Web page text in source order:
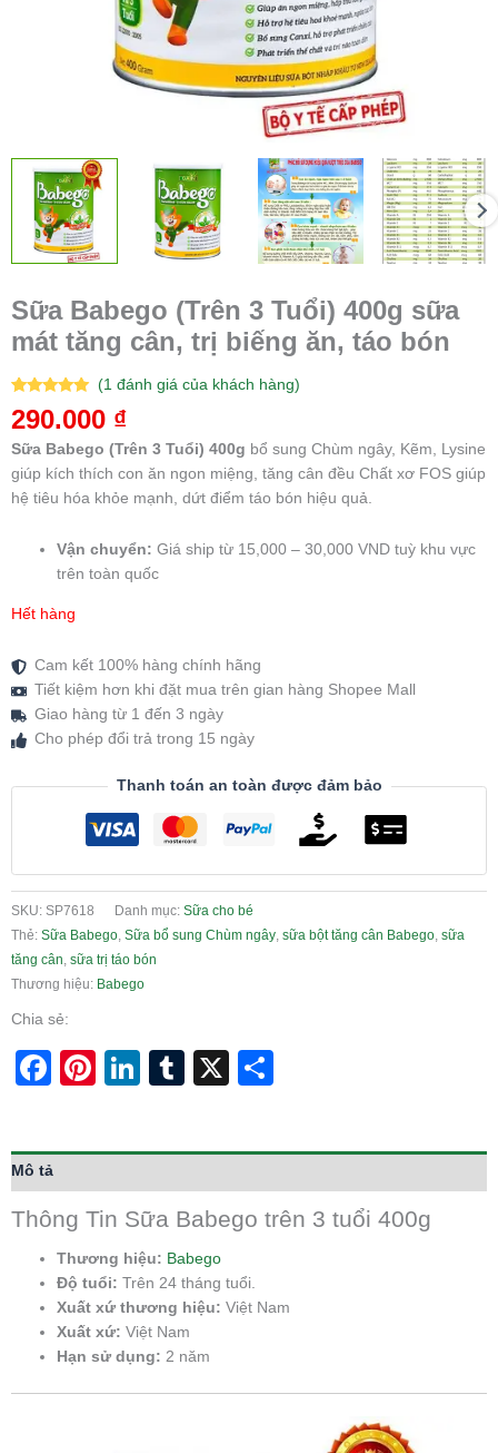
Sữa Babego (Trên 3 Tuổi) 400g sữa
mát tăng cân, trị biếng ăn, táo bón
5.00 trên 5
dựa trên
1
(1đánh giá của khách hàng)
290.000 ₫
Sữa Babego (Trên 3 Tuổi) 400g bổ sung Chùm ngây, Kẽm, Lysine
giúp kích thích con ăn ngon miệng, tăng cân đều Chất xơ FOS giúp
hệ tiêu hóa khỏe mạnh, dứt điểm táo bón hiệu quả.
Vận chuyển: Giá ship từ 15,000 – 30,000 VND tuỳ khu vực
trên toàn quốc
Hết hàng
Cam kết 100% hàng chính hãng
Tiết kiệm hơn khi đặt mua trên gian hàng Shopee Mall
Giao hàng từ 1 đến 3 ngày
Cho phép đổi trả trong 15 ngày
Thanh toán an toàn được đảm bảo
SKU: SP7618 Danh mục: Sữa cho bé
Thẻ: Sữa Babego Sữa bổ sung Chùm ngây sữa bột tăng cân Babego sữa
tăng cân sữa trị táo bón
Thương hiệu: Babego
Chia sẻ:
Facebook
Pinterest
LinkedIn
Tumblr
X
Mô tả
Thông Tin Sữa Babego trên 3 tuổi 400g
Thương hiệu: Babego
Độ tuổi: Trên 24 tháng tuổi.
Xuất xứ thương hiệu: Việt Nam
Xuất xứ: Việt Nam
Hạn sử dụng: 2 năm